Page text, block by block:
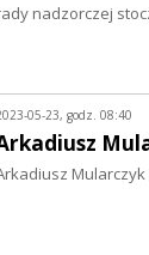
nadzorczej
05-23, godz. 08:40